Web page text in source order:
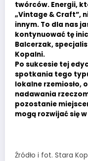
twórców. Energii,
„Vintage & Craft”,
innym. To dla nas
kontynuować tę
Balcerzak,
Kopalni.
Po sukcesie tej
spotkania tego
lokalne rzemiosło,
nadawania
pozostanie
mogą rozwijać się
Źródło i fot. Stara